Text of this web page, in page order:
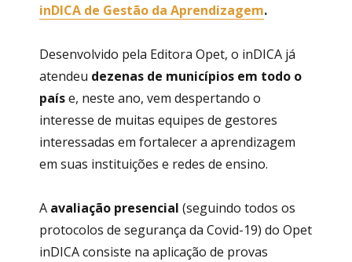
inDICA de Gestão da Aprendizagem.
Desenvolvido pela Editora Opet, o inDICA já
atendeu dezenas de municípios em todo o
paíse, neste ano, vem despertando o
interesse de muitas equipes de gestores
interessadas em fortalecer a aprendizagem
em suas instituições e redes de ensino.
A avaliação presencial (seguindo todos os
protocolos de segurança da Covid-19) do Opet
inDICA consiste na aplicação de provas